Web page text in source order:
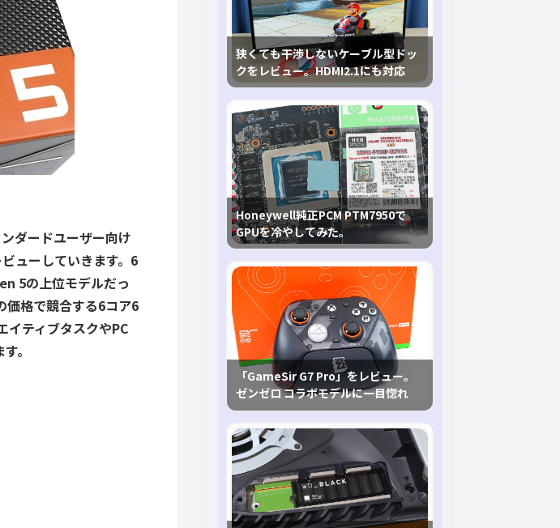
ダードユーザー向け
ューしていきます。6
5の上位モデルだっ
価格で競合する6コア6
ティブタスクやPC
。
狭くても干渉しないケーブル型ドッ
クをレビュー。HDMI2.1にも対応
Honeywell純正PCM PTM7950で
GPUを冷やしてみた。
「GameSir G7 Pro」をレビュー。
ゼンゼロ コラボモデルに一目惚れ